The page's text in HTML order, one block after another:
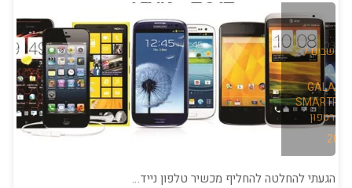
מחשבים/
הגעתי להחלטה להחליף מכשיר טלפון נייד…